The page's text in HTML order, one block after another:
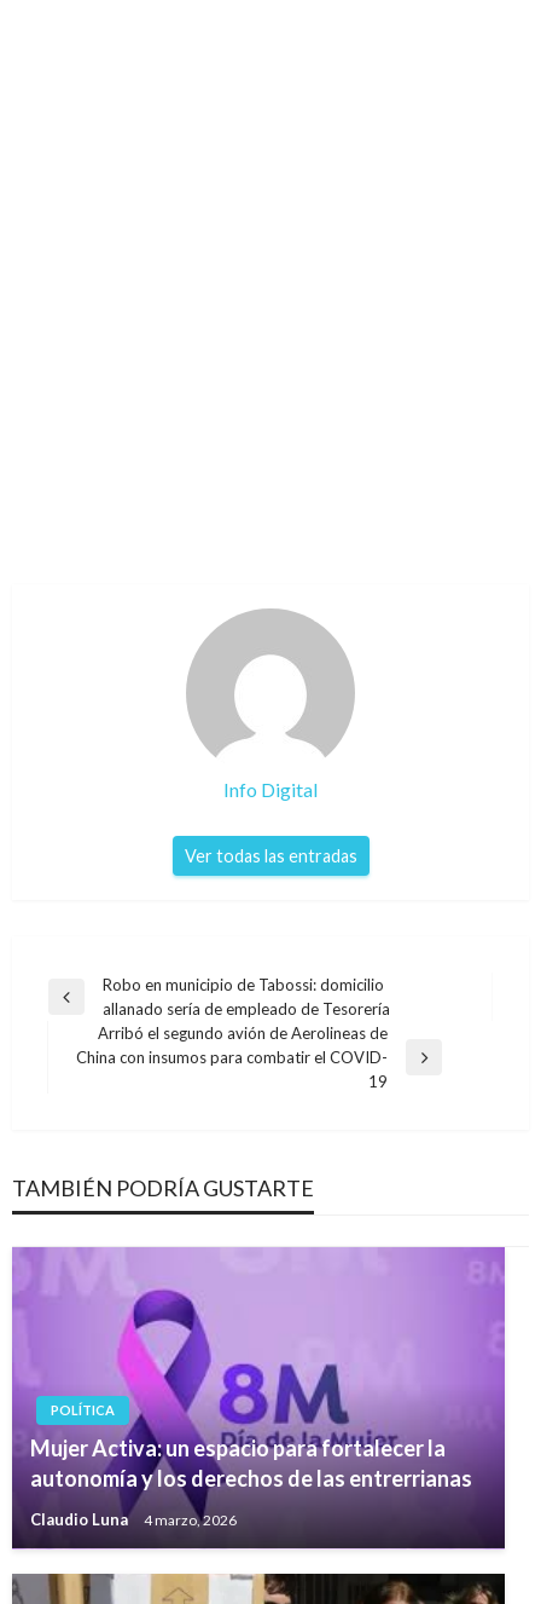
Info Digital
Ver todas las entradas
Navegación
entradas
Entrada
anterior
Robo en municipio de Tabossi: domicilio
allanado sería de empleado de Tesorería
Entrada
Arribó el segundo avión de Aerolineas de
China con insumos para combatir el COVID-
19
TAMBIÉN PODRÍA GUSTARTE
POLÍTICA
Mujer Activa: un espacio para fortalecer la
autonomía y los derechos de las entrerrianas
Claudio Luna 4 marzo, 2026